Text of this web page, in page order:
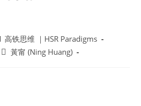
高铁思维 ｜HSR Paradigms
Beitrags-
黃甯 (Ning Huang)